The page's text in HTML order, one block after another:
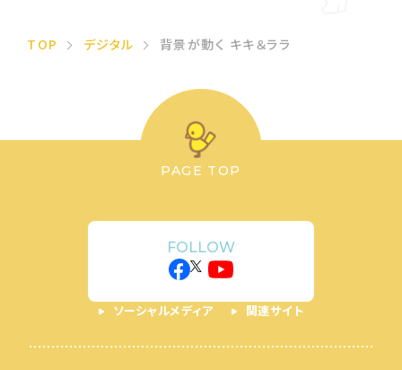
TOP デジタル 背景が動く キキ＆ララ
PAGE TOP
FOLLOW
ソーシャルメディア 関連サイト